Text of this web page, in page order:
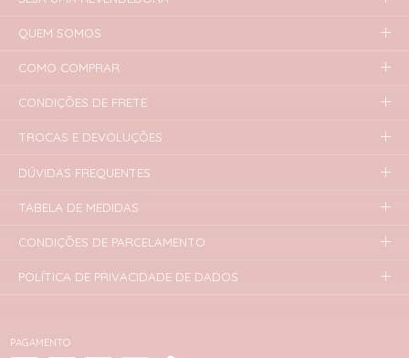
PAGAMENTO
QUEM SOMOS
COMO COMPRAR
CONDIÇÕES DE FRETE
TROCAS E DEVOLUÇÕES
DÚVIDAS FREQUENTES
TABELA DE MEDIDAS
CONDIÇÕES DE PARCELAMENTO
POLÍTICA DE PRIVACIDADE DE DADOS